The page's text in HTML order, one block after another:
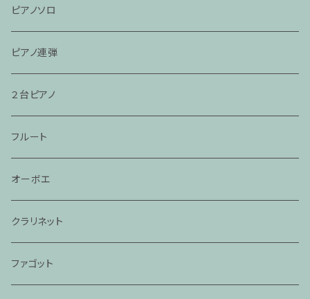
ピアノソロ
ピアノ連弾
２台ピアノ
フルート
オーボエ
クラリネット
ファゴット